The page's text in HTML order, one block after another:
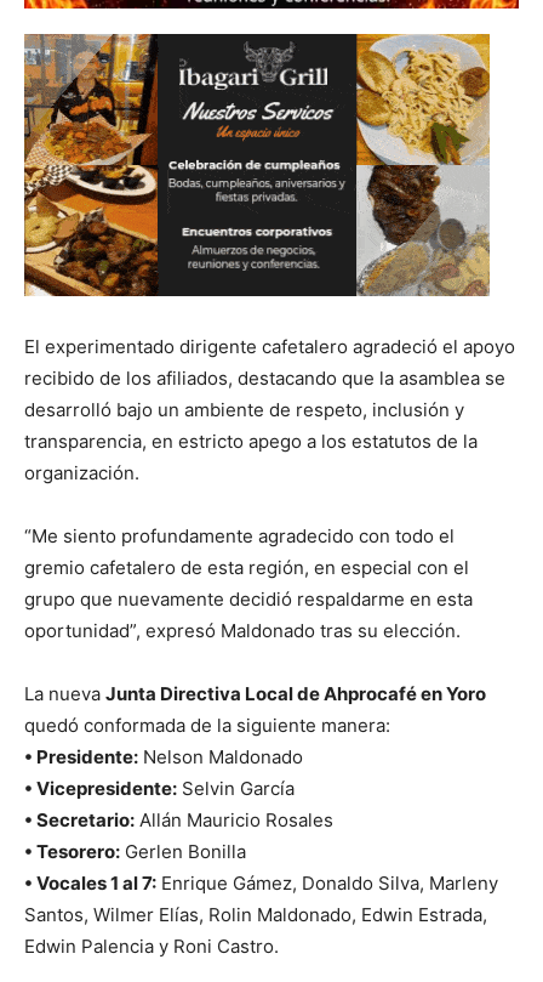
El experimentado dirigente cafetalero agradeció el apoyo
recibido de los afiliados, destacando que la asamblea se
desarrolló bajo un ambiente de respeto, inclusión y
transparencia, en estricto apego a los estatutos de la
organización.
“Me siento profundamente agradecido con todo el
gremio cafetalero de esta región, en especial con el
grupo que nuevamente decidió respaldarme en esta
oportunidad”, expresó Maldonado tras su elección.
La nueva Junta Directiva Local de Ahprocafé en Yoro
quedó conformada de la siguiente manera:
• Presidente: Nelson Maldonado
• Vicepresidente: Selvin García
• Secretario: Allán Mauricio Rosales
• Tesorero: Gerlen Bonilla
• Vocales 1 al 7: Enrique Gámez, Donaldo Silva, Marleny
Santos, Wilmer Elías, Rolin Maldonado, Edwin Estrada,
Edwin Palencia y Roni Castro.